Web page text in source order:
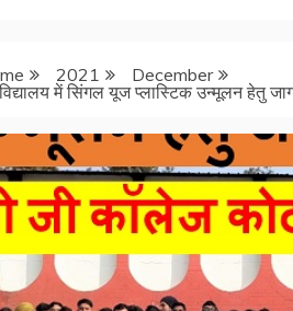
2021
December
में सिंगल यूज प्लास्टिक उन्मूलन हेतु